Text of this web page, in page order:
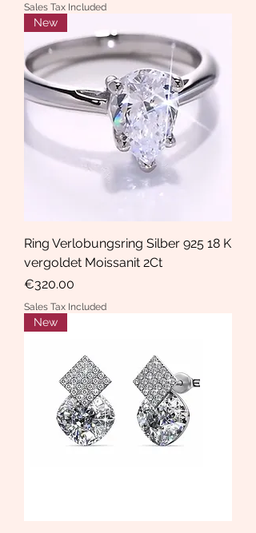
Sales Tax Included
New
Ring Verlobungsring Silber 925 18 K
vergoldet Moissanit 2Ct
Price
€320.00
Sales Tax Included
New